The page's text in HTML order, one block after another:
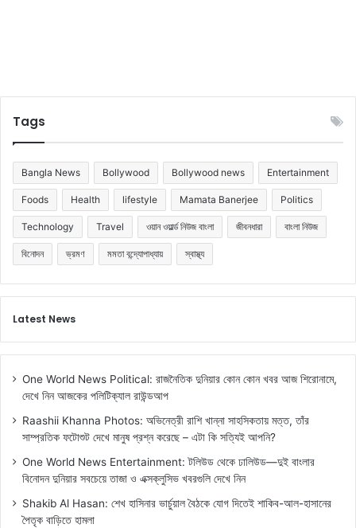
Tags
Bangla News Bollywood Bollywood news Entertainment
Foods Health lifestyle Mamata Banerjee Politics
Technology Travel ওয়ান ওয়ার্ল্ড নিউজ বাংলা জীবনধারা বাংলা নিউজ
বিনোদন ভ্রমণ মমতা বন্দ্যোপাধ্যায় স্বাস্থ্য
Latest News
One World News Political: রাজনৈতিক দুনিয়ার কোন কোন খবর আজ শিরোনামে,
দেখে নিন আজকের পলিটিক্যাল রাউন্ডআপ
Raashii Khanna Photos: অভিনেত্রী রাশি খান্না সাহসিকতায় মত্ত, তাঁর
সাম্প্রতিক ফটোশুট দেখে মানুষ প্রশ্ন করেছে – এটা কি সত্যিই আপনি?
One World News Entertainment: টলিউড থেকে ঢালিউড—দুই বাংলার
বিনোদন দুনিয়ার সবচেয়ে তাজা ও এক্সক্লুসিভ খবরগুলি দেখে নিন
Shakib Al Hasan: শেখ হাসিনার ভার্চুয়াল বৈঠকে যোগ দিতেই শাকিব-আল-হাসানের
পৈতৃক বাড়িতে হামলা